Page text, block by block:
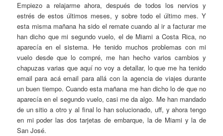
Empiezo a relajarme ahora, después de todos los nervios y
estrés de estos últimos meses, y sobre todo el último mes. Y
esta misma mañana ha sido el remate cuando al ir a facturar me
han dicho que mi segundo vuelo, el de Miami a Costa Rica, no
aparecía en el sistema. He tenido muchos problemas con mi
vuelo desde que lo compré, me han hecho varios cambios y
chapuzas varias que aquí no voy a detallar, lo que me ha tenido
email para acá email para allá con la agencia de viajes durante
un buen tiempo. Cuando esta mañana me han dicho lo de que no
aparecía en el segundo vuelo, casi me da algo. Me han mandado
de un sitio a otro y al final lo han solucionado, uff, y ahora tengo
en mi poder las dos tarjetas de embarque, la de Miami y la de
San José.